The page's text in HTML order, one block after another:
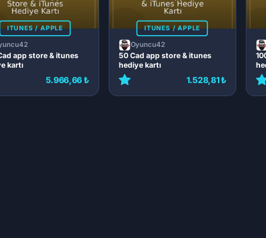
ITUNES / APPLE
app store & itunes
kartı
5.966,66 ₺
ITUNES / APPLE
Oyuncu42
50 Cad app store & itunes
hediye kartı
1.528,81 ₺